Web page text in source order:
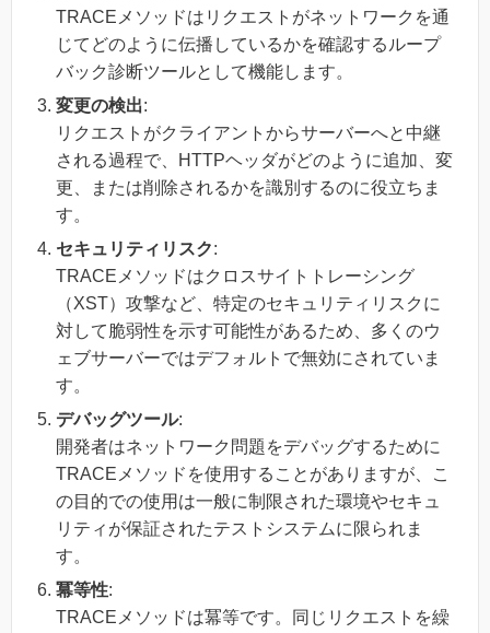
TRACEメソッドはリクエストがネットワークを通
じてどのように伝播しているかを確認するループ
バック診断ツールとして機能します。
変更の検出:
リクエストがクライアントからサーバーへと中継
される過程で、HTTPヘッダがどのように追加、変
更、または削除されるかを識別するのに役立ちま
す。
セキュリティリスク:
TRACEメソッドはクロスサイトトレーシング
（XST）攻撃など、特定のセキュリティリスクに
対して脆弱性を示す可能性があるため、多くのウ
ェブサーバーではデフォルトで無効にされていま
す。
デバッグツール:
開発者はネットワーク問題をデバッグするために
TRACEメソッドを使用することがありますが、こ
の目的での使用は一般に制限された環境やセキュ
リティが保証されたテストシステムに限られま
す。
冪等性:
TRACEメソッドは冪等です。同じリクエストを繰